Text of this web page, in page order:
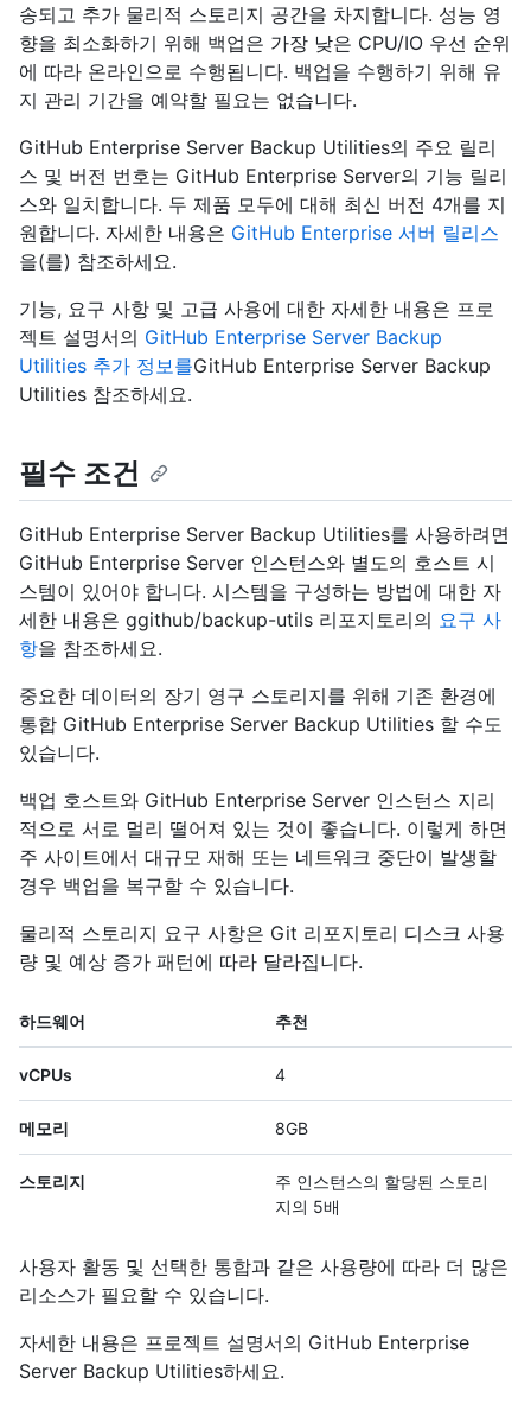
송되고 추가 물리적 스토리지 공간을 차지합니다. 성능 영
향을 최소화하기 위해 백업은 가장 낮은 CPU/IO 우선 순위
에 따라 온라인으로 수행됩니다. 백업을 수행하기 위해 유
지 관리 기간을 예약할 필요는 없습니다.
GitHub Enterprise Server Backup Utilities의 주요 릴리
스 및 버전 번호는 GitHub Enterprise Server의 기능 릴리
스와 일치합니다. 두 제품 모두에 대해 최신 버전 4개를 지
원합니다. 자세한 내용은 GitHub Enterprise 서버 릴리스
을(를) 참조하세요.
기능, 요구 사항 및 고급 사용에 대한 자세한 내용은 프로
젝트 설명서의 GitHub Enterprise Server Backup
Utilities 추가 정보를GitHub Enterprise Server Backup
Utilities 참조하세요.
필수 조건
GitHub Enterprise Server Backup Utilities를 사용하려면
GitHub Enterprise Server 인스턴스와 별도의 호스트 시
스템이 있어야 합니다. 시스템을 구성하는 방법에 대한 자
세한 내용은 ggithub/backup-utils 리포지토리의 요구 사
항을 참조하세요.
중요한 데이터의 장기 영구 스토리지를 위해 기존 환경에
통합 GitHub Enterprise Server Backup Utilities 할 수도
있습니다.
백업 호스트와 GitHub Enterprise Server 인스턴스 지리
적으로 서로 멀리 떨어져 있는 것이 좋습니다. 이렇게 하면
주 사이트에서 대규모 재해 또는 네트워크 중단이 발생할
경우 백업을 복구할 수 있습니다.
물리적 스토리지 요구 사항은 Git 리포지토리 디스크 사용
량 및 예상 증가 패턴에 따라 달라집니다.
하드웨어 추천
vCPUs 4
메모리 8GB
스토리지
주 인스턴스의 할당된 스토리
지의 5배
사용자 활동 및 선택한 통합과 같은 사용량에 따라 더 많은
리소스가 필요할 수 있습니다.
자세한 내용은 프로젝트 설명서의 GitHub Enterprise
Server Backup Utilities하세요.